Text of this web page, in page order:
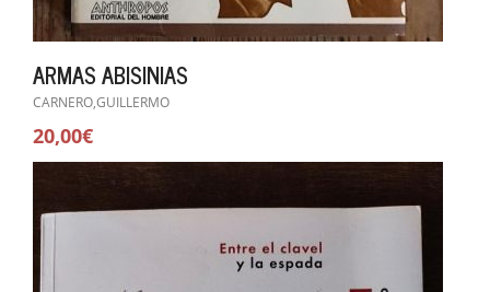
ARMAS ABISINIAS
CARNERO,GUILLERMO
20,00€